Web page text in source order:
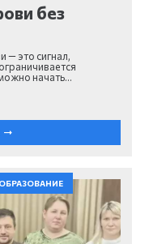
без
это сигнал,
начать…
ОБРАЗОВАНИЕ